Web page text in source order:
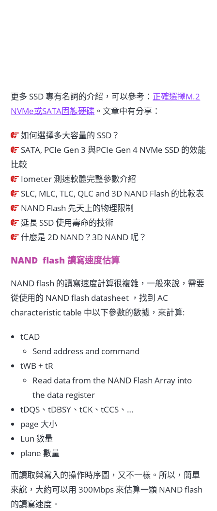
更多 SSD 專有名詞的介紹，可以參考： 正確選擇M.2
NVMe或SATA固態硬碟 。文章中有分享：
如何選擇多大容量的 SSD？
SATA, PCIe Gen 3 與PCIe Gen 4 NVMe SSD 的效能
比較
Iometer 測速軟體完整參數介紹
SLC, MLC, TLC, QLC and 3D NAND Flash 的比較表
NAND Flash 先天上的物理限制
延長 SSD 使用壽命的技術
什麼是 2D NAND？3D NAND 呢？
NAND flash 讀寫速度估算
NAND flash 的讀寫速度計算很複雜，一般來說，需要
從使用的 NAND flash datasheet ，找到 AC
characteristic table 中以下參數的數據，來計算:
tCAD
Send address and command
tWB + tR
Read data from the NAND Flash Array into
the data register
tDQS、tDBSY、tCK、tCCS、…
page 大小
Lun 數量
plane 數量
而讀取與寫入的操作時序圖，又不一樣。所以，簡單
來說，大約可以用 300Mbps 來估算一顆 NAND flash
的讀寫速度。